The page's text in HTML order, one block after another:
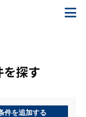
を探す
件を追加する